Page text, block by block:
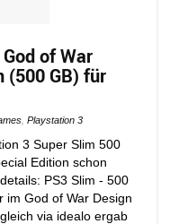
of War
(500 GB) für
Playstation 3
3 Super Slim 500
Edition schon
PS3 Slim - 500
im God of War Design
via idealo ergab